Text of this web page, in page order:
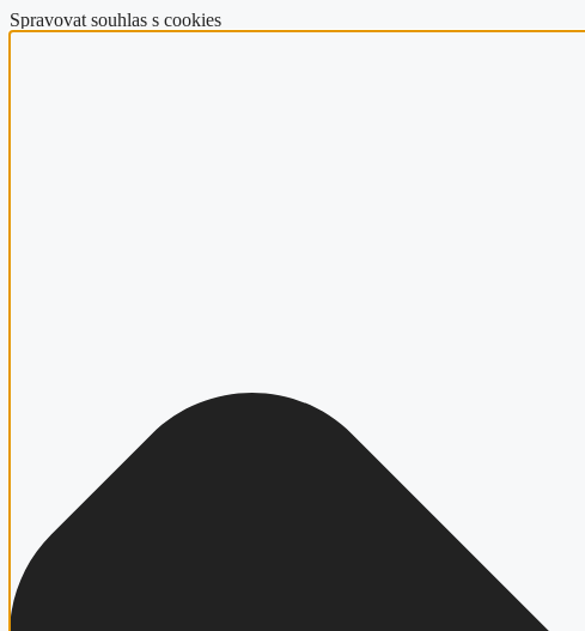
Spravovat souhlas s cookies